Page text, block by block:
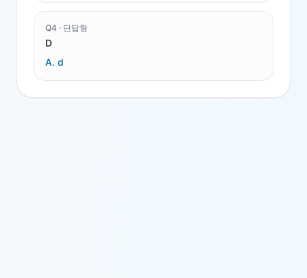
Q4 · 단답형
D
A. d